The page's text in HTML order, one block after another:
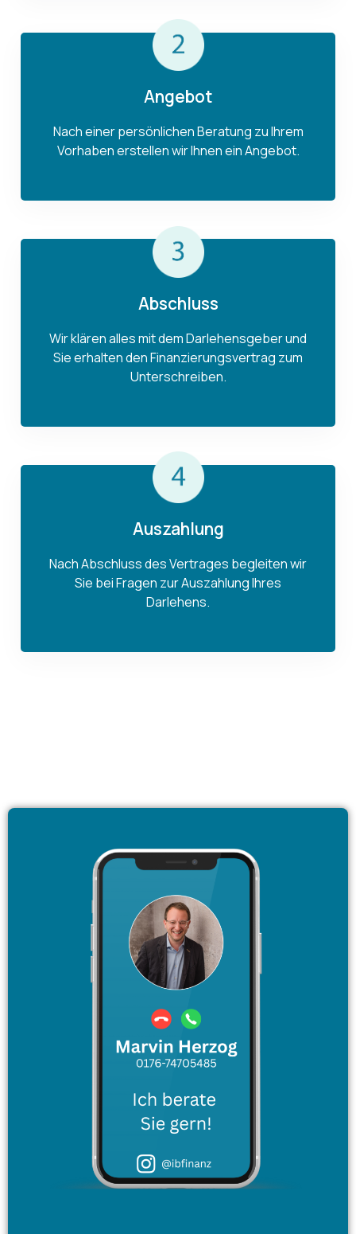
Angebot
Nach einer persönlichen Beratung zu Ihrem
Vorhaben erstellen wir Ihnen ein Angebot.
Abschluss
Wir klären alles mit dem Darlehensgeber und
Sie erhalten den Finanzierungsvertrag zum
Unterschreiben.
Auszahlung
Nach Abschluss des Vertrages begleiten wir
Sie bei Fragen zur Auszahlung Ihres
Darlehens.